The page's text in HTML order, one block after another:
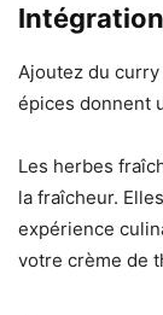
Intégration
Ajoutez du
épices donnent
Les herbes
la fraîcheur.
expérience
votre crème de